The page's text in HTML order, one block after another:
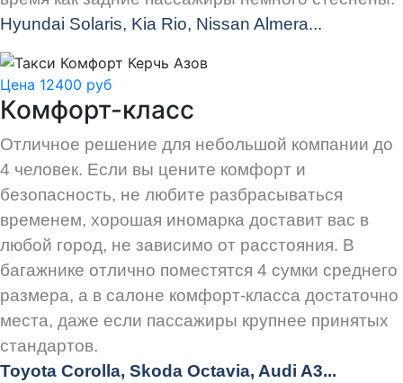
Hyundai Solaris, Kia Rio, Nissan Almera...
Цена 12400 руб
Комфорт-класс
Отличное решение для небольшой компании до
4 человек. Если вы цените комфорт и
безопасность, не любите разбрасываться
временем, хорошая иномарка доставит вас в
любой город, не зависимо от расстояния. В
багажнике отлично поместятся 4 сумки среднего
размера, а в салоне комфорт-класса достаточно
места, даже если пассажиры крупнее принятых
стандартов.
Toyota Corolla, Skoda Octavia, Audi A3...